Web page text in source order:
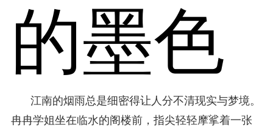
的墨色
江南的烟雨总是细密得让人分不清现实与梦境。
冉冉学姐坐在临水的阁楼前，指尖轻轻摩挲着一张